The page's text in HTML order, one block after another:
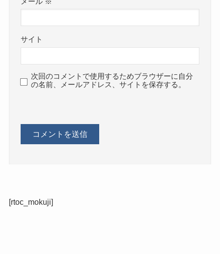
サイト
次回のコメントで使用するためブラウザーに自分
の名前、メールアドレス、サイトを保存する。
[rtoc_mokuji]